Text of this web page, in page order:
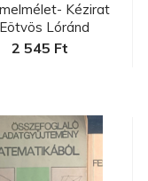
Kézirat
Lóránd
2 545 Ft